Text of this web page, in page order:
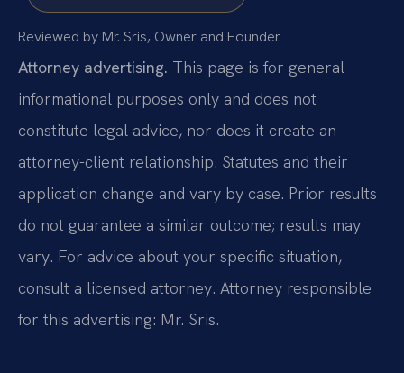
Reviewed by Mr. Sris, Owner and Founder.
Attorney advertising. This page is for general
informational purposes only and does not
constitute legal advice, nor does it create an
attorney-client relationship. Statutes and their
application change and vary by case. Prior results
do not guarantee a similar outcome; results may
vary. For advice about your specific situation,
consult a licensed attorney. Attorney responsible
for this advertising: Mr. Sris.